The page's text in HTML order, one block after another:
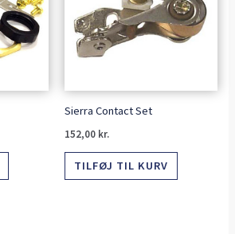
Sierra Contact Set
152,00 kr.
TILFØJ TIL KURV